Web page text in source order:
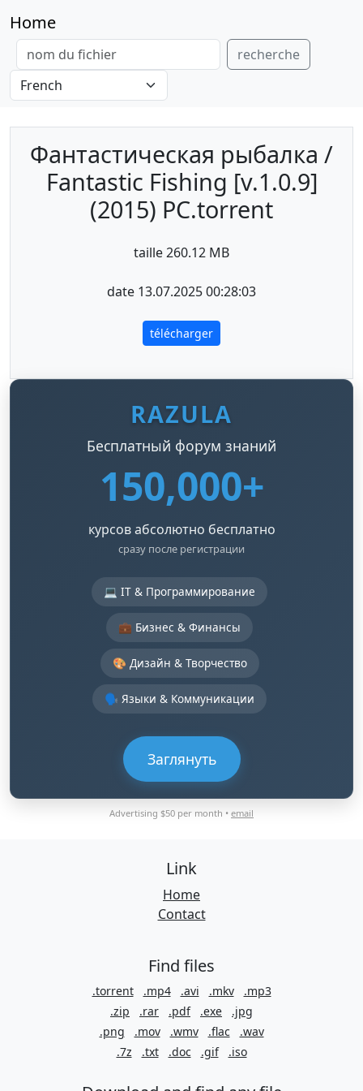
Home
recherche
Фантастическая рыбалка /
Fantastic Fishing [v.1.0.9]
(2015) PC.torrent
taille 260.12 MB
date 13.07.2025 00:28:03
télécharger
RAZULA
Бесплатный форум знаний
150,000+
курсов абсолютно бесплатно
сразу после регистрации
💻 IT & Программирование
💼 Бизнес & Финансы
🎨 Дизайн & Творчество
🗣️ Языки & Коммуникации
Заглянуть
Advertising $50 per month • email
Link
Home
Contact
Find files
.torrent .mp4 .avi .mkv
.mp3
.zip
.rar .pdf .exe
.jpg
.png
.mov .wmv .flac
.wav
.7z
.txt .doc .gif .iso